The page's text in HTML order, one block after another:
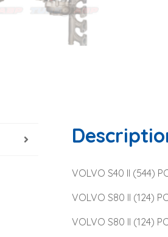
VOLVO S40 II (544)
VOLVO S80 II (124)
VOLVO S80 II (124)